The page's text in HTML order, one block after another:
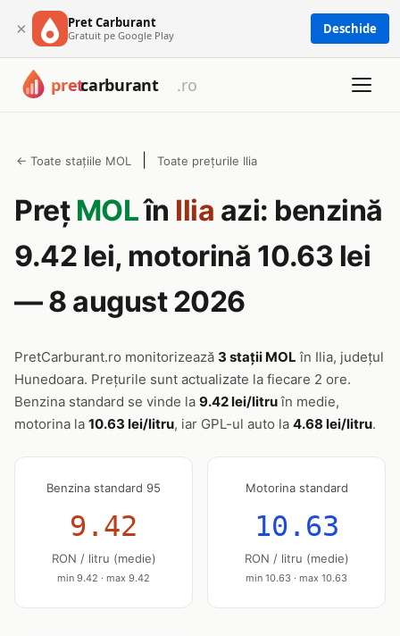
× Pret Carburant
Gratuit pe Google Play Deschide
← Toate stațiile MOL Toate prețurile Ilia
Preț MOLîn Ilia azi: benzină
9.42 lei, motorină 10.63 lei
— 8 august 2026
PretCarburant.ro monitorizează 3 stații MOL în Ilia, județul
Hunedoara. Prețurile sunt actualizate la fiecare 2 ore.
Benzina standard se vinde la 9.42 lei/litruîn medie,
motorina la 10.63 lei/litru, iar GPL-ul auto la 4.68 lei/litru.
Benzina standard 95
9.42
RON / litru (medie)
min 9.42 · max 9.42
Motorina standard
10.63
RON / litru (medie)
min 10.63 · max 10.63